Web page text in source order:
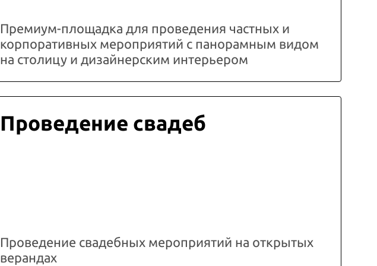
Премиум-площадка для проведения частных и
корпоративных мероприятий с панорамным видом
на столицу и дизайнерским интерьером
Проведение свадеб
Проведение свадебных мероприятий на открытых
верандах